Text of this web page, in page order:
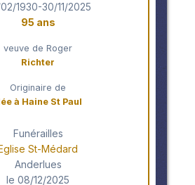
1930-30/11/2025
95 ans
veuve de Roger
Richter
Originaire de
à Haine St Paul
Funérailles
St-Médard
Anderlues
le 08/12/2025